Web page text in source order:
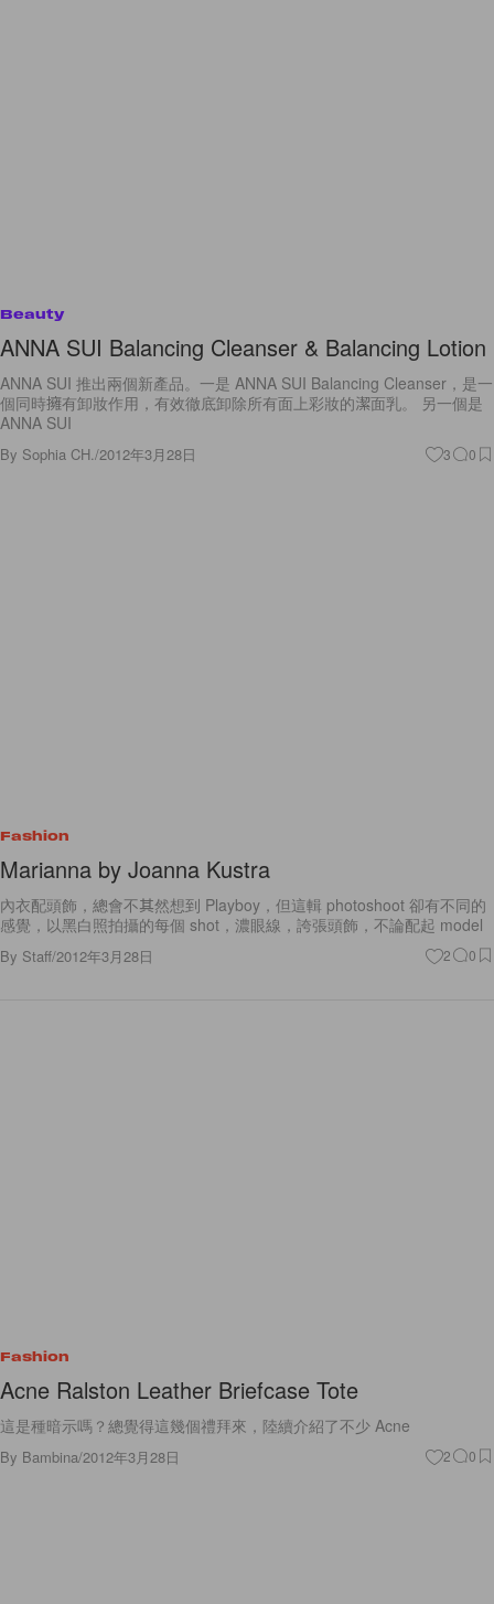
Beauty
ANNA SUI Balancing Cleanser & Balancing Lotion
ANNA SUI 推出兩個新產品。一是 ANNA SUI Balancing Cleanser，是一
個同時擁有卸妝作用，有效徹底卸除所有面上彩妝的潔面乳。 另一個是
ANNA SUI
By Sophia CH./2012年3月28日 3 0
Fashion
Marianna by Joanna Kustra
內衣配頭飾，總會不其然想到 Playboy，但這輯 photoshoot 卻有不同的
感覺，以黑白照拍攝的每個 shot，濃眼線，誇張頭飾，不論配起 model
By Staff/2012年3月28日 2 0
Fashion
Acne Ralston Leather Briefcase Tote
這是種暗示嗎？總覺得這幾個禮拜來，陸續介紹了不少 Acne
By Bambina/2012年3月28日 2 0